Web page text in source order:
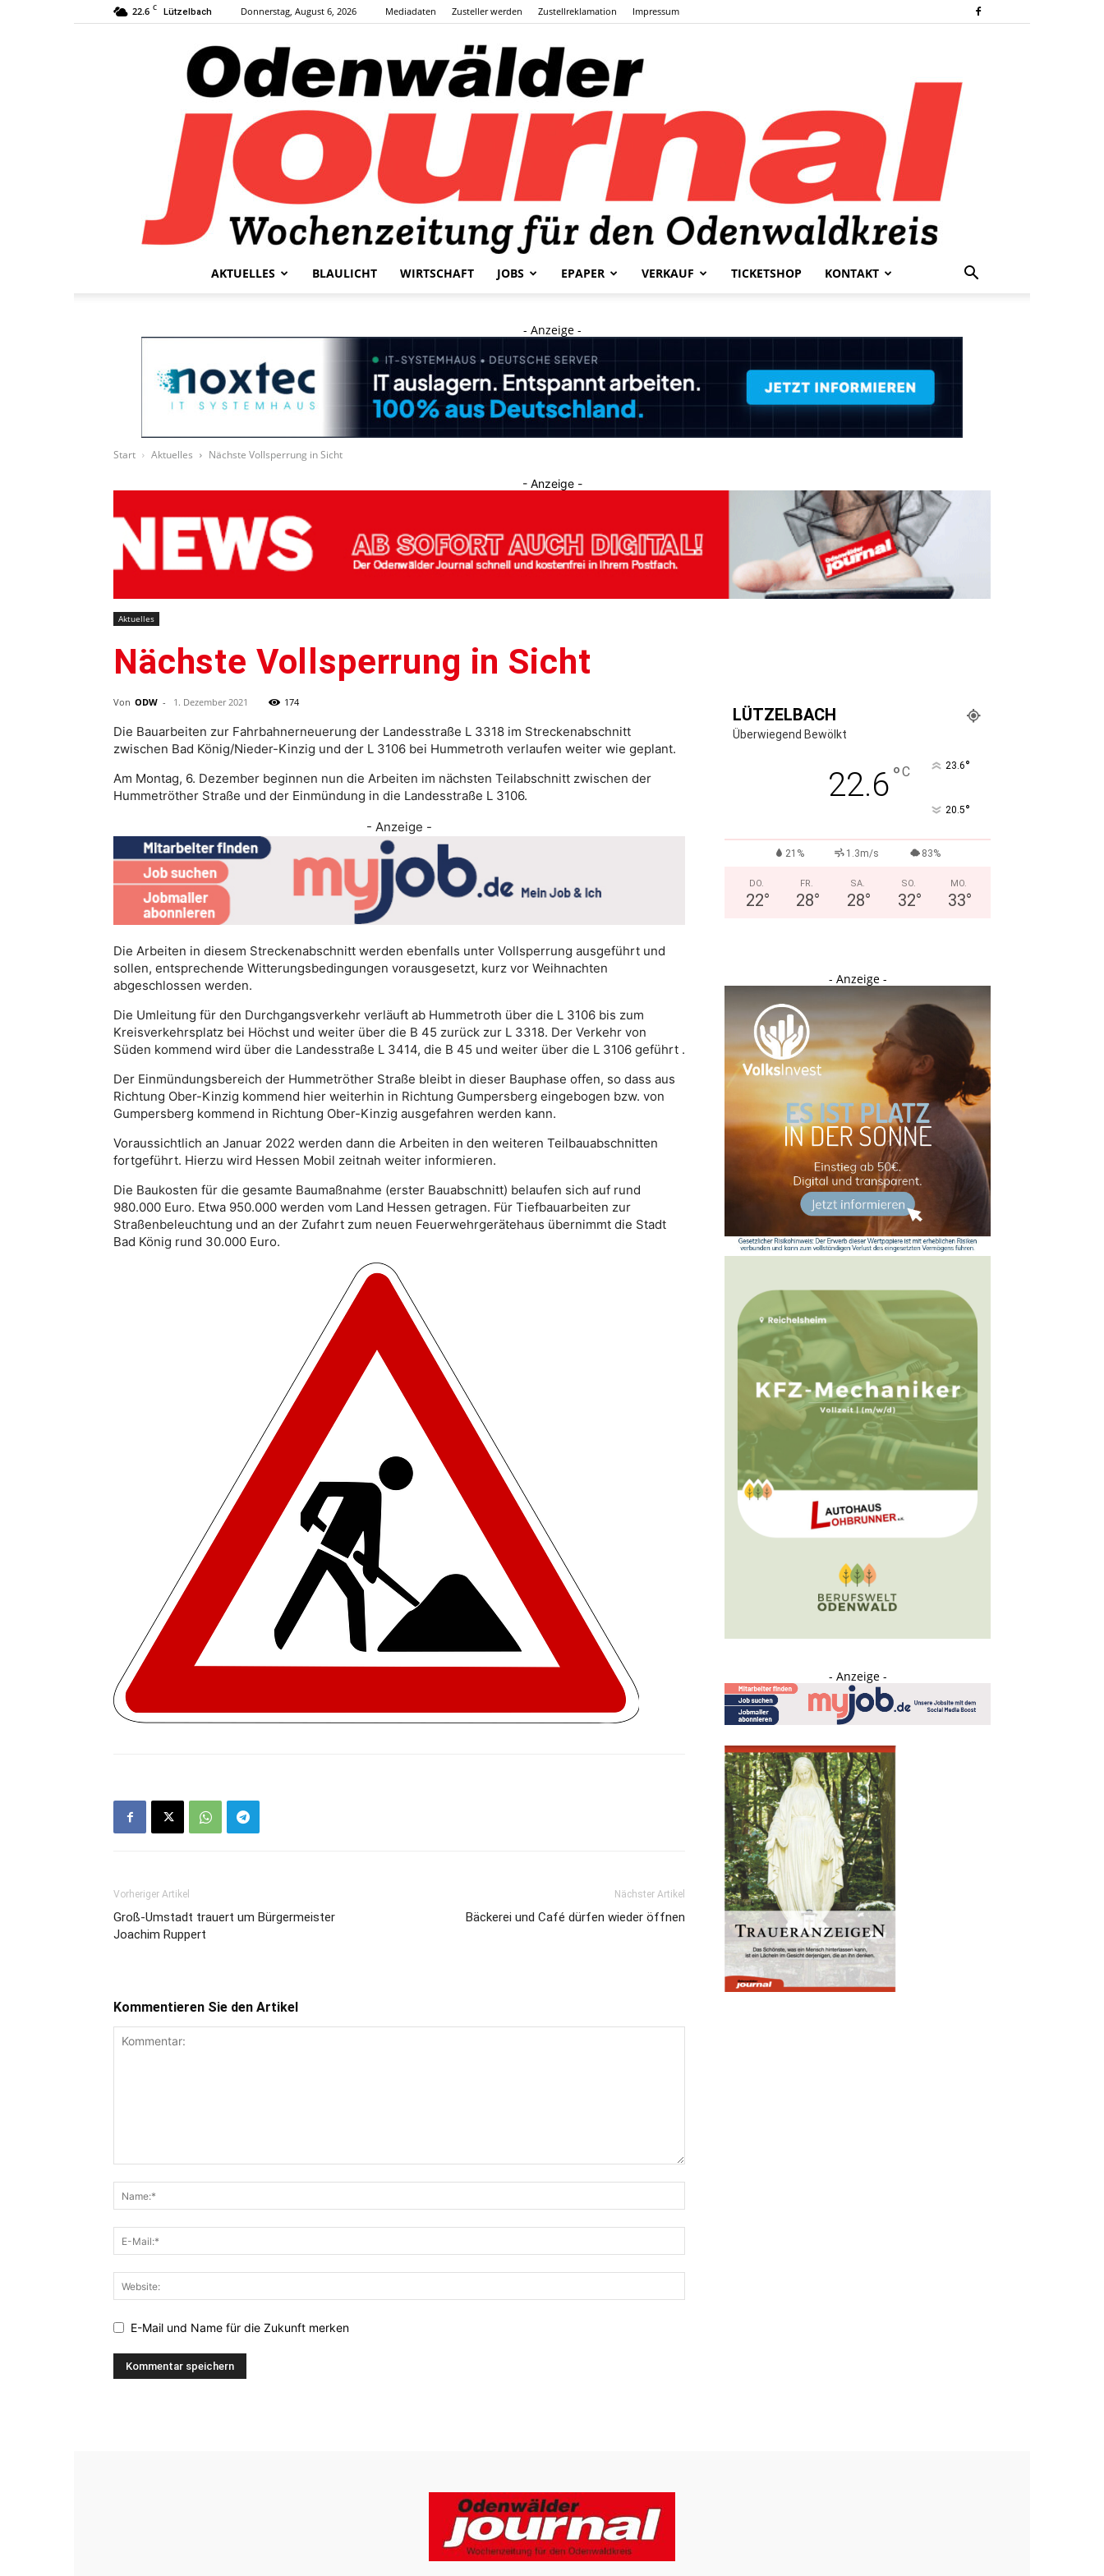
22.6 C Lützelbach Donnerstag, August 6, 2026 Mediadaten Zusteller werden Zustellreklamation Impressum
Journal
AKTUELLES BLAULICHT WIRTSCHAFT JOBS EPAPER VERKAUF TICKETSHOP KONTAKT
- Anzeige -
Start Aktuelles Nächste Vollsperrung in Sicht
- Anzeige -
Aktuelles
Nächste Vollsperrung in Sicht
Von ODW - 1. Dezember 2021 174
Die Bauarbeiten zur Fahrbahnerneuerung der Landesstraße L 3318 im Streckenabschnitt
zwischen Bad König/Nieder-Kinzig und der L 3106 bei Hummetroth verlaufen weiter wie geplant.
Am Montag, 6. Dezember beginnen nun die Arbeiten im nächsten Teilabschnitt zwischen der
Hummetröther Straße und der Einmündung in die Landesstraße L 3106.
- Anzeige -
Die Arbeiten in diesem Streckenabschnitt werden ebenfalls unter Vollsperrung ausgeführt und
sollen, entsprechende Witterungsbedingungen vorausgesetzt, kurz vor Weihnachten
abgeschlossen werden.
Die Umleitung für den Durchgangsverkehr verläuft ab Hummetroth über die L 3106 bis zum
Kreisverkehrsplatz bei Höchst und weiter über die B 45 zurück zur L 3318. Der Verkehr von
Süden kommend wird über die Landesstraße L 3414, die B 45 und weiter über die L 3106 geführt .
Der Einmündungsbereich der Hummetröther Straße bleibt in dieser Bauphase offen, so dass aus
Richtung Ober-Kinzig kommend hier weiterhin in Richtung Gumpersberg eingebogen bzw. von
Gumpersberg kommend in Richtung Ober-Kinzig ausgefahren werden kann.
Voraussichtlich an Januar 2022 werden dann die Arbeiten in den weiteren Teilbauabschnitten
fortgeführt. Hierzu wird Hessen Mobil zeitnah weiter informieren.
Die Baukosten für die gesamte Baumaßnahme (erster Bauabschnitt) belaufen sich auf rund
980.000 Euro. Etwa 950.000 werden vom Land Hessen getragen. Für Tiefbauarbeiten zur
Straßenbeleuchtung und an der Zufahrt zum neuen Feuerwehrgerätehaus übernimmt die Stadt
Bad König rund 30.000 Euro.
Vorheriger Artikel
Groß-Umstadt trauert um Bürgermeister
Joachim Ruppert
Nächster Artikel
Bäckerei und Café dürfen wieder öffnen
Kommentieren Sie den Artikel
E-Mail und Name für die Zukunft merken
LÜTZELBACH
Überwiegend Bewölkt
22.6°C 23.6°
20.5°
21% 1.3m/s 83%
DO.
22°
FR.
28°
SA.
28°
SO.
32°
MO.
33°
- Anzeige -
- Anzeige -